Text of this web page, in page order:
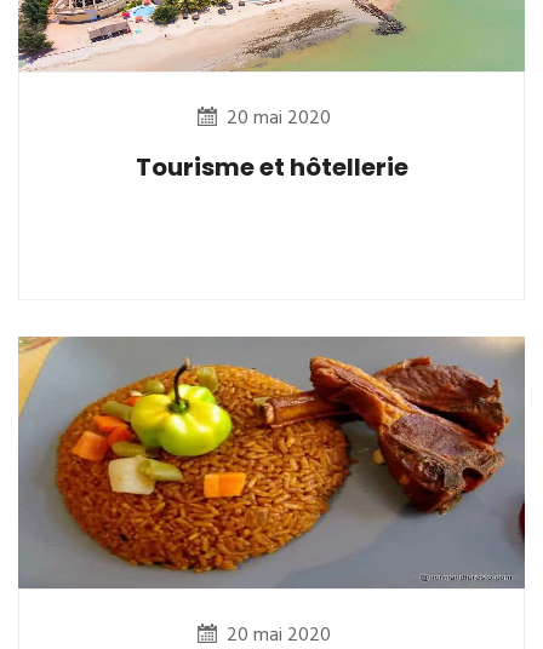
20 mai 2020
Tourisme et hôtellerie
20 mai 2020